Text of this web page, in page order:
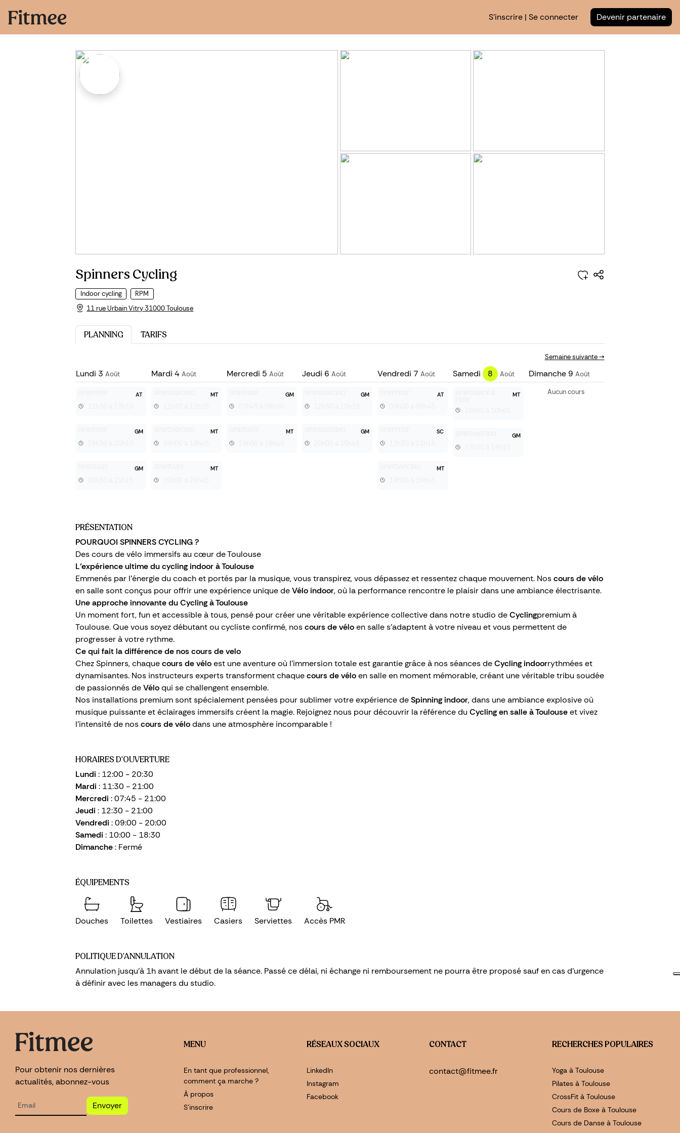
S'inscrire | Se connecter Devenir partenaire
Spinners Cycling
Indoor cycling
RPM
11 rue Urbain Vitry 31000 Toulouse
PLANNING TARIFS
Semaine suivante →
Lundi 3Août Mardi4Août Mercredi 5Août Jeudi 6Août Vendredi7Août Samedi 8 Août Dimanche 9Août
AT
GM
GM
MT
MT
MT
GM
MT
GM
GM
AT
SC
MT
MT
GM
Aucun cours
PRÉSENTATION
POURQUOI SPINNERS CYCLING ?
Des cours de vélo immersifs au cœur de Toulouse
L’expérience ultime du cycling indoor à Toulouse
Emmenés par l’énergie du coach et portés par la musique, vous transpirez, vous dépassez et ressentez chaque mouvement. Noscours de vélo
en salle sont conçus pour offrir une expérience unique deVélo indoor, où la performance rencontre le plaisir dans une ambiance électrisante.
Une approche innovante du Cycling à Toulouse
Un moment fort, fun et accessible à tous, pensé pour créer une véritable expérience collective dans notre studio deCyclingpremium à
Toulouse. Que vous soyez débutant ou cycliste confirmé, noscours de véloen salle s’adaptent à votre niveau et vous permettent de
progresser à votre rythme.
Ce qui fait la différence de nos cours de velo
Chez Spinners, chaquecours de véloest une aventure où l’immersion totale est garantie grâce à nos séances deCycling indoorrythmées et
dynamisantes. Nos instructeurs experts transforment chaquecours de véloen salle en moment mémorable, créant une véritable tribu soudée
de passionnés deVéloqui se challengent ensemble.
Nos installations premium sont spécialement pensées pour sublimer votre expérience deSpinning indoor, dans une ambiance explosive où
musique puissante et éclairages immersifs créent la magie. Rejoignez nous pour découvrir la référence duCycling en salle à Toulouseet vivez
l’intensité de noscours de vélodans une atmosphère incomparable !
HORAIRES D'OUVERTURE
Lundi : 12:00 - 20:30
Mardi : 11:30 - 21:00
Mercredi : 07:45 - 21:00
Jeudi : 12:30 - 21:00
Vendredi : 09:00 - 20:00
Samedi : 10:00 - 18:30
Dimanche: Fermé
ÉQUIPEMENTS
Douches Toilettes Vestiaires Casiers Serviettes Accès PMR
POLITIQUE D'ANNULATION
Annulation jusqu'à 1h avant le début de la séance. Passé ce délai, ni échange ni remboursement ne pourra être proposé sauf en cas d'urgence
à définir avec les managers du studio.
Pour obtenir nos dernières
actualités, abonnez-vous
Envoyer
MENU
En tant que professionnel,
comment ça marche ?
À propos
S'inscrire
RÉSEAUX SOCIAUX
LinkedIn
Instagram
Facebook
CONTACT
contact@fitmee.fr
RECHERCHES POPULAIRES
Yoga à Toulouse
Pilates à Toulouse
CrossFit à Toulouse
Cours de Boxe à Toulouse
Cours de Danse à Toulouse